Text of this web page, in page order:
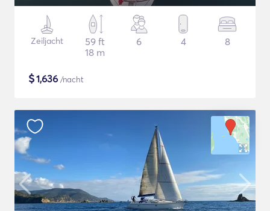
Zeiljacht
59 ft
18 m
6 4 8
$1,636 /nacht